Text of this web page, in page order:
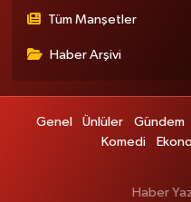
Tüm Manşetler
Haber Arşivi
Genel Ünlüler Gündem
Komedi
Haber